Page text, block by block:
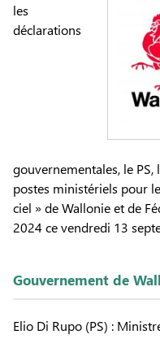
les
déclarations
gouvernementales, le
postes ministériels pour
ciel »de Wallonie et de
2024 ce vendredi 13
Gouvernement de
Elio Di Rupo (PS) :